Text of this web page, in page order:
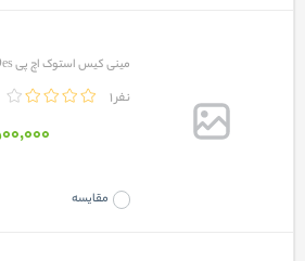
مینی کیس استوک اچ پی HP ProDes...
1 نفر
مقایسه